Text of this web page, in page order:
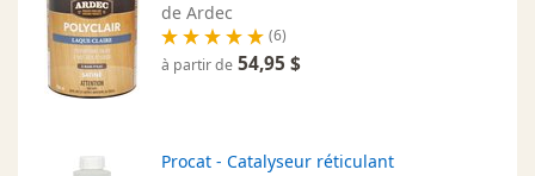
de Ardec
(6)
à partir de 54,95 $
Procat - Catalyseur réticulant